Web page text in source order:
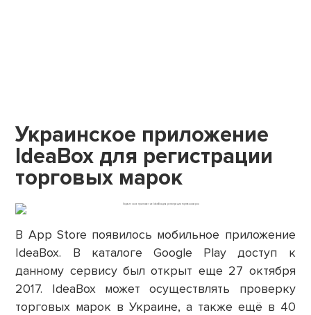
Украинское приложение
IdeaBox для регистрации
торговых марок
В App Store появилось мобильное приложение
IdeaBox. В каталоге Google Play доступ к
данному сервису был открыт еще 27 октября
2017. IdeaBox может осуществлять проверку
торговых марок в Украине, а также ещё в 40